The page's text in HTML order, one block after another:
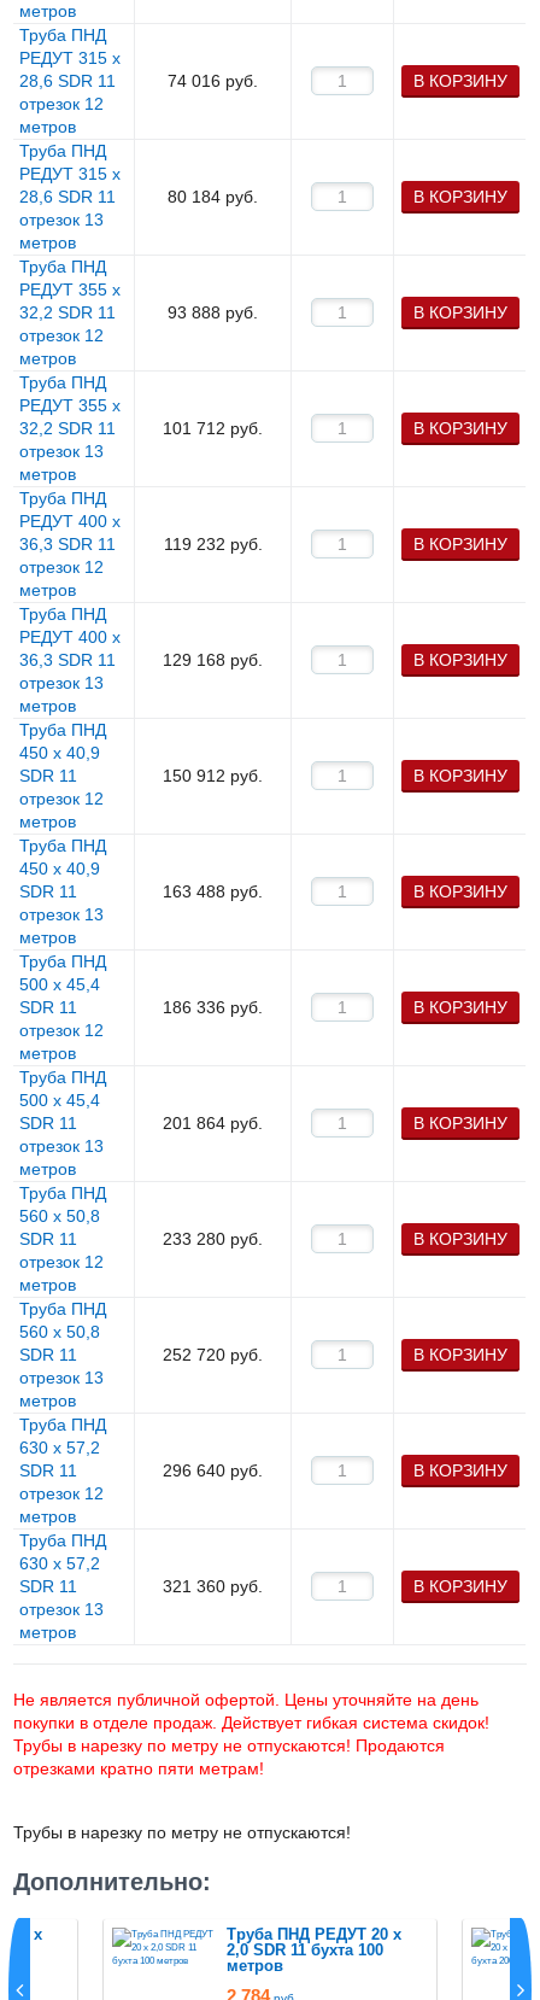
метров
Труба ПНД
РЕДУТ 315 х
28,6 SDR 11
отрезок 12
метров
74 016 руб. В КОРЗИНУ
Труба ПНД
РЕДУТ 315 х
28,6 SDR 11
отрезок 13
метров
80 184 руб. В КОРЗИНУ
Труба ПНД
РЕДУТ 355 х
32,2 SDR 11
отрезок 12
метров
93 888 руб. В КОРЗИНУ
Труба ПНД
РЕДУТ 355 х
32,2 SDR 11
отрезок 13
метров
101 712 руб. В КОРЗИНУ
Труба ПНД
РЕДУТ 400 х
36,3 SDR 11
отрезок 12
метров
119 232 руб. В КОРЗИНУ
Труба ПНД
РЕДУТ 400 х
36,3 SDR 11
отрезок 13
метров
129 168 руб. В КОРЗИНУ
Труба ПНД
450 х 40,9
SDR 11
отрезок 12
метров
150 912 руб. В КОРЗИНУ
Труба ПНД
450 х 40,9
SDR 11
отрезок 13
метров
163 488 руб. В КОРЗИНУ
Труба ПНД
500 х 45,4
SDR 11
отрезок 12
метров
186 336 руб. В КОРЗИНУ
Труба ПНД
500 х 45,4
SDR 11
отрезок 13
метров
201 864 руб. В КОРЗИНУ
Труба ПНД
560 х 50,8
SDR 11
отрезок 12
метров
233 280 руб. В КОРЗИНУ
Труба ПНД
560 х 50,8
SDR 11
отрезок 13
метров
252 720 руб. В КОРЗИНУ
Труба ПНД
630 х 57,2
SDR 11
отрезок 12
метров
296 640 руб. В КОРЗИНУ
Труба ПНД
630 х 57,2
SDR 11
отрезок 13
метров
321 360 руб. В КОРЗИНУ
Не является публичной офертой. Цены уточняйте на день
покупки в отделе продаж. Действует гибкая система скидок!
Трубы в нарезку по метру не отпускаются! Продаются
отрезками кратно пяти метрам!
Трубы в нарезку по метру не отпускаются!
Дополнительно:
20 х
Труба ПНД РЕДУТ 20 х
2,0 SDR 11 бухта 100
метров
2 784